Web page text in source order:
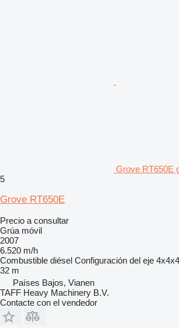
Grove RT650E
5
Grove RT650E
Precio a consultar
Grúa móvil
2007
6.520 m/h
Combustible diésel Configuración del eje 4x4x4
32 m
Países Bajos, Vianen
TAFF Heavy Machinery B.V.
Contacte con el vendedor